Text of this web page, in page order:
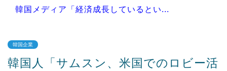
韓国メディア「経済成長しているとい...
Powered by livedoor 相互RSS
韓国企業
韓国人「サムスン、米国でのロビー活